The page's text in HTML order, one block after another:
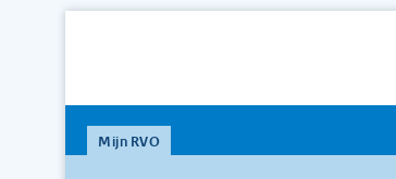
Mijn RVO